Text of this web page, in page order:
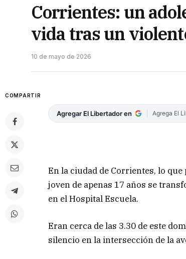
Corrientes: un
vida tras un
10 de mayo de 2026
COMPARTIR
Agregar El Libertador en Agrega El
En la ciudad de Corrientes, lo
joven de apenas 17 años se
en el Hospital Escuela.
Eran cerca de las 3.30 de este
silencio en la intersección de la